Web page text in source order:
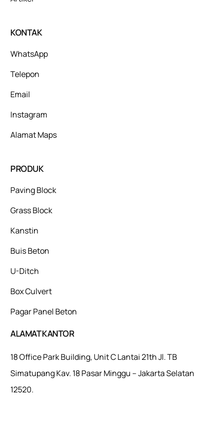
KONTAK
WhatsApp
Telepon
Email
Instagram
Alamat Maps
PRODUK
Paving Block
Grass Block
Kanstin
Buis Beton
U-Ditch
Box Culvert
Pagar Panel Beton
ALAMAT KANTOR
18 Office Park Building, Unit C Lantai 21th Jl. TB
Simatupang Kav. 18 Pasar Minggu – Jakarta Selatan
12520.